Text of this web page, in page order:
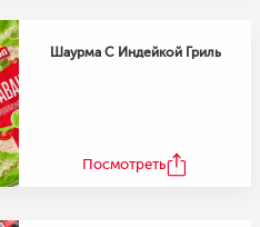
Шаурма С Индейкой Гриль
Посмотреть